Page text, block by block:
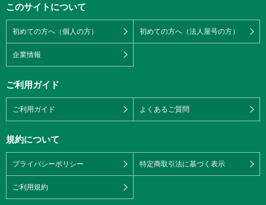
このサイトについて
初めての方へ（個人の方） 初めての方へ（法人屋号の方）
企業情報
ご利用ガイド
ご利用ガイド よくあるご質問
規約について
プライバシーポリシー 特定商取引法に基づく表示
ご利用規約